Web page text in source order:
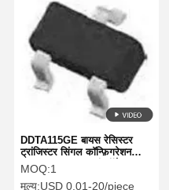
DDTA115GE बायस रेसिस्टर
ट्रांजिस्टर सिंगल कॉन्फ़िगरेशन
PNP SMD/SMT इंस्टॉलेशन
MOQ:1
मूल्य:USD 0.01-20/piece